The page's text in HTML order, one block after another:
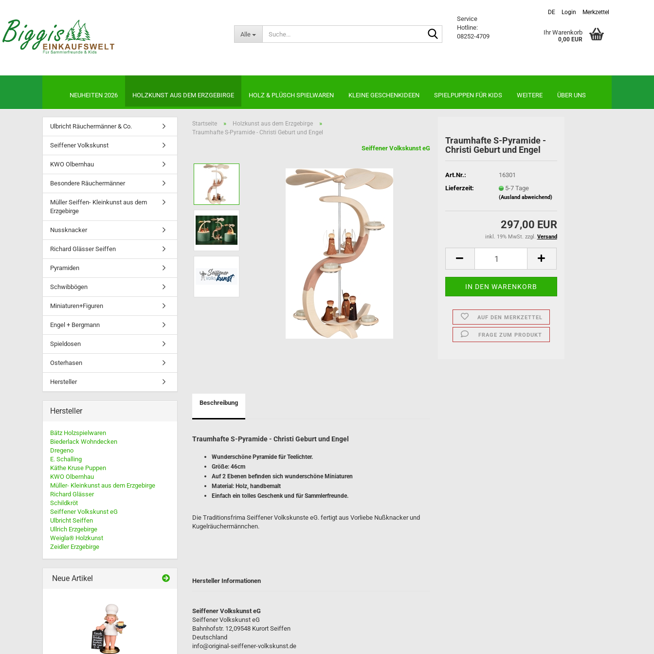
DE Login Merkzettel
Alle
Suche...
Service
Hotline:
08252-4709
Ihr Warenkorb
0,00 EUR
NEUHEITEN 2026 HOLZKUNST AUS DEM ERZGEBIRGE
Ulbricht Auslaufmodelle-jetzt noch
sichern!
Ulbricht Räuchermänner
Ulbricht Wichtel
Ulbricht Miniwichtel
Ulbricht Neuheiten 2025
Ulbricht Nussknacker
Mikrowichtel, Federentlein,
Magnete usw.
Räuchermännchen
Kantenhocker
Die Schlanken
Die Bärtigen
Die kleinen Kerle
Shabby Chic
Spieldosen
Räucherhasen -
RauchKnacker® von Müller
Seiffen
Müllerchen - Die
Räuchermännchen mit der
Knollennase
Heilige 3 Könige - Sets
Räucheröfen, häuser, pilze
Nusknacker Ulbricht Seiffen
Nussknacker Seiffener
Volkskunst
Räuchermännchen sitzend bis 25
Räuchermännchen sitzend bis 40
cm
Räuchermännchen stehend 18 cm
Schwibbogen LED-Beleuchtung
Pyramide - modern
Pyramide 1-stöckig
Pyramide 2-stöckig
Pyramide 3-stöckig
Motivleuchten
Minifiguren - Blumenmädchen
Osterhasen Müller Seiffen
Engel
SET: Engel + Bergmann
HOLZ & PLÜSCH SPIELWAREN KLEINE GESCHENKIDEEN SPIELPUPPEN FÜR KIDS
Baby-Schlenkerpuppen
Schlummerle 32 cm
Puppen für die Kleinsten
Sitz-und Schlenkerpuppen
Stehpuppen
Waldorfpuppen
Sonnenkinder NEU ab 18 Monate
ÜBER UNS
WEITERE
Sammlerpuppen anzeigen
Schildkröt Sammlerpuppen
Startseite » Holzkunst aus dem Erzgebirge »
Traumhafte S-Pyramide - Christi Geburt und Engel
Seiffener Volkskunst eG
Traumhafte S-Pyramide -
Christi Geburt und Engel
Art.Nr.:
16301
Lieferzeit:
5-7 Tage
(Ausland abweichend)
297,00 EUR
inkl. 19% MwSt. zzgl. Versand
AUF DEN MERKZETTEL
FRAGE ZUM PRODUKT
Beschreibung
Traumhafte S-Pyramide - Christi Geburt und Engel
Wunderschöne Pyramide für Teelichter.
Größe: 46cm
Auf 2 Ebenen befinden sich wunderschöne Miniaturen
Material: Holz, handbemalt
Einfach ein tolles Geschenk und für Sammlerfreunde.
Die Traditionsfrima Seiffener Volkskunste eG. fertigt aus Vorliebe Nußknacker und
Kugelräuchermännchen.
Hersteller Informationen
Seiffener Volkskunst eG
Seiffener Volkskunst eG
Bahnhofstr. 12,09548 Kurort Seiffen
Deutschland
info@original-seiffener-volkskunst.de
Ulbricht Räuchermänner & Co.
Seiffener Volkskunst
KWO Olbernhau
Besondere Räuchermänner
Müller Seiffen- Kleinkunst aus dem
Erzgebirge
Nussknacker
Richard Glässer Seiffen
Pyramiden
Schwibbögen
Miniaturen+Figuren
Engel + Bergmann
Spieldosen
Osterhasen
Hersteller
Hersteller
Bätz Holzspielwaren
Biederlack Wohndecken
Dregeno
E. Schalling
Käthe Kruse Puppen
KWO Olbernhau
Müller- Kleinkunst aus dem Erzgebirge
Richard Glässer
Schildkröt
Seiffener Volkskunst eG
Ulbricht Seiffen
Ullrich Erzgebirge
Weigla® Holzkunst
Zeidler Erzgebirge
Neue Artikel